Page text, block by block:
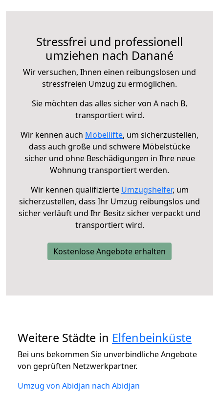
Stressfrei und professionell
umziehen nach Danané
Wir versuchen, Ihnen einen reibungslosen und
stressfreien Umzug zu ermöglichen.
Sie möchten das alles sicher von A nach B,
transportiert wird.
Wir kennen auch Möbellifte, um sicherzustellen,
dass auch große und schwere Möbelstücke
sicher und ohne Beschädigungen in Ihre neue
Wohnung transportiert werden.
Wir kennen qualifizierte Umzugshelfer, um
sicherzustellen, dass Ihr Umzug reibungslos und
sicher verläuft und Ihr Besitz sicher verpackt und
transportiert wird.
Kostenlose Angebote erhalten
Weitere Städte in Elfenbeinküste
Bei uns bekommen Sie unverbindliche Angebote
von geprüften Netzwerkpartner.
Umzug von Abidjan nach Abidjan